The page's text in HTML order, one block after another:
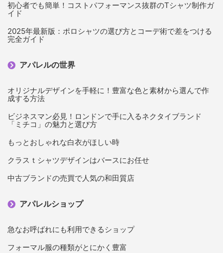
初心者でも簡単！コストパフォーマンス抜群のTシャツ制作ガ
イド
2025年最新版：ポロシャツの選び方とコーデ術で差をつける
完全ガイド
アパレルの世界
オリジナルデザインを手軽に！豊富な色と素材から選んで作
成する方法
ビジネスマン必見！ロンドンで手に入るネクタイブランド
「ミチコ」の魅力と選び方
もっとおしゃれな白衣がほしい時
クラスｔシャツデザインはバースにお任せ
中古ブランドの売買で人気の和田質店
アパレルショップ
急なお呼ばれにも利用できるショップ
フォーマル服の種類がとにかく豊富